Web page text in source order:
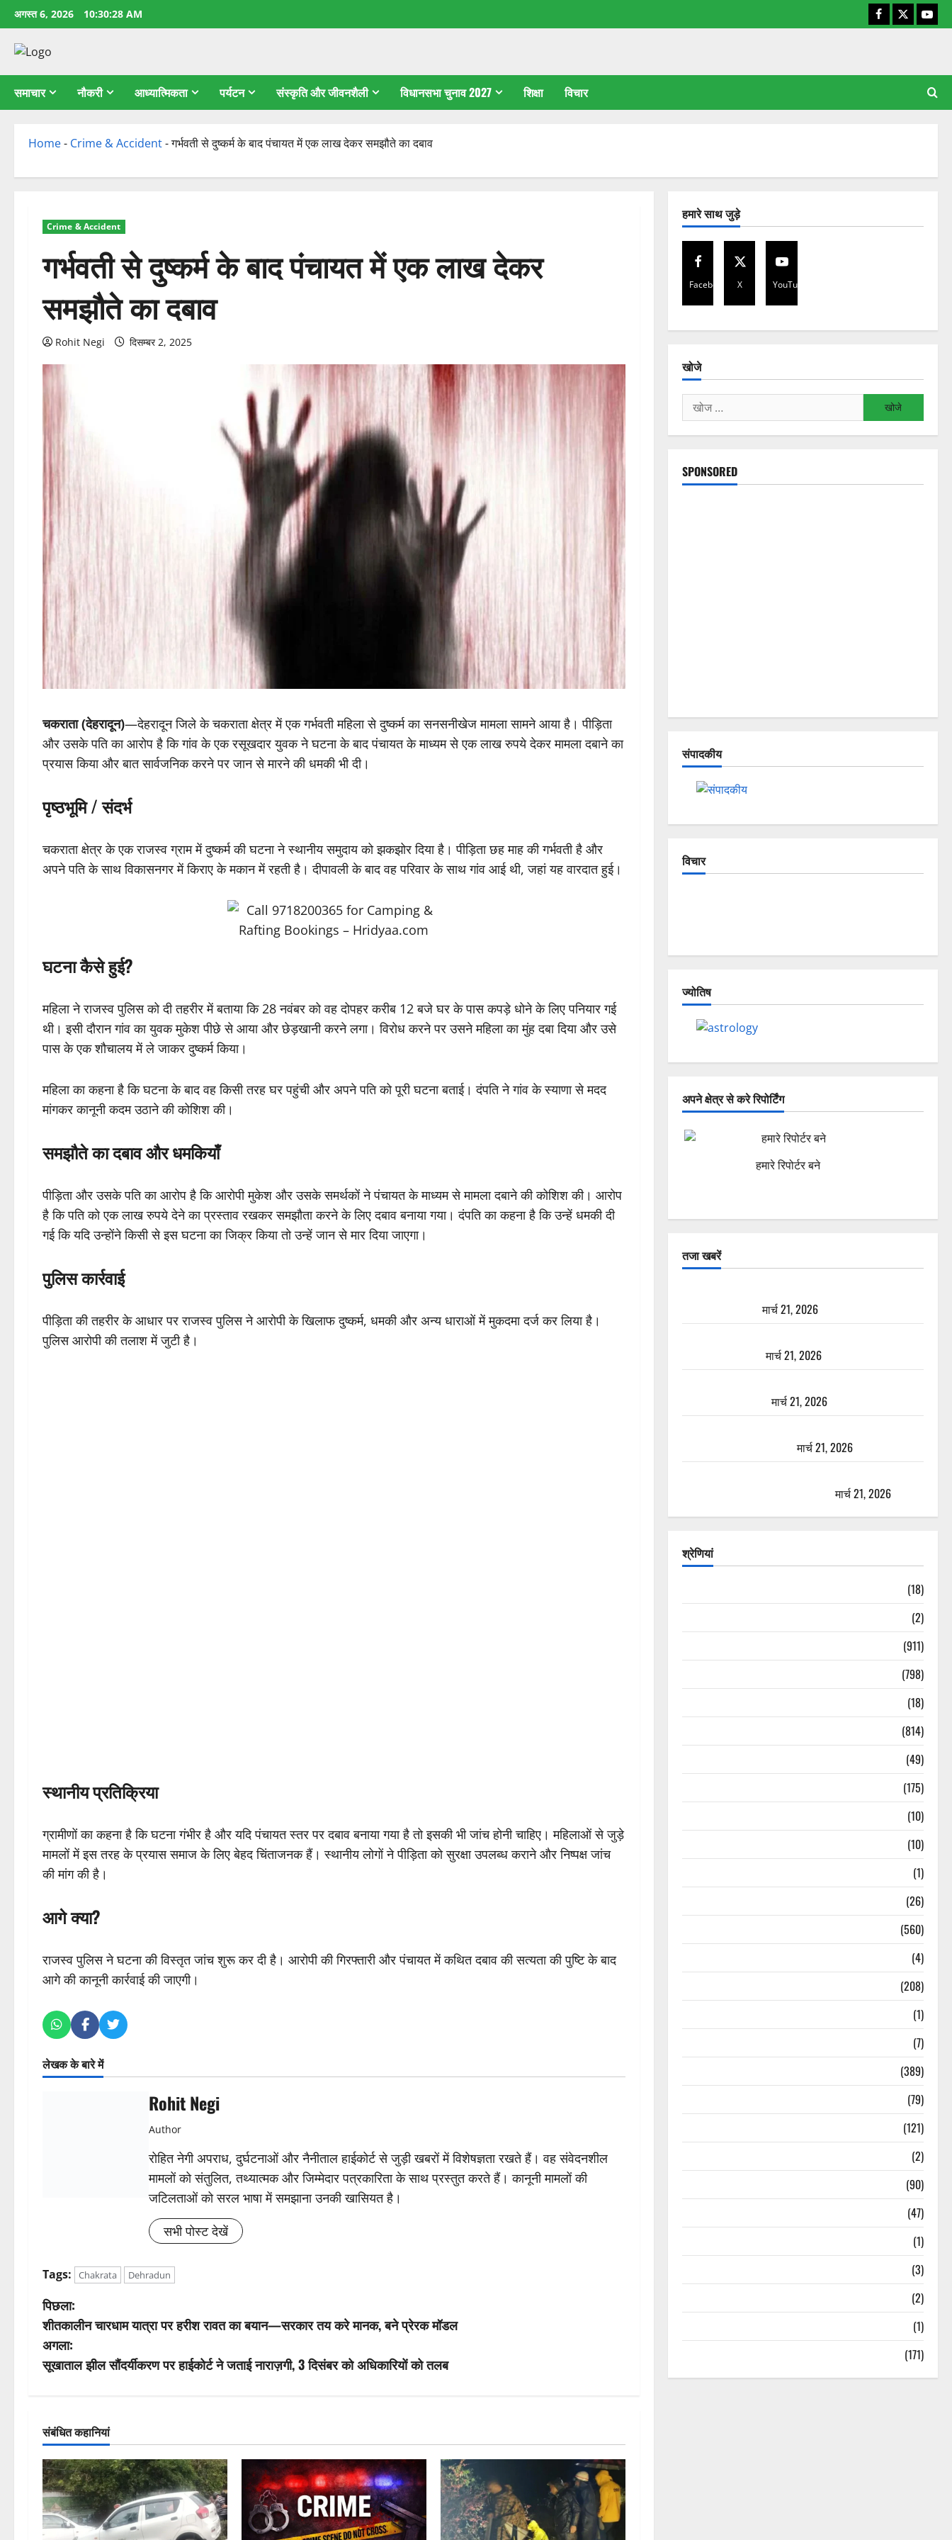
छोड़कर
सामग्री
अगस्त 6, 2026 10:30:28 AM Facebook
X
समाचार नौकरी आध्यात्मिकता पर्यटन संस्कृति और जीवनशैली विधानसभा चुनाव 2027 शिक्षा विचार
Home- Crime & Accident-गर्भवती से दुष्कर्म के बाद पंचायत में एक लाख देकर समझौते का दबाव
Crime & Accident
गर्भवती से दुष्कर्म के बाद पंचायत में एक लाख देकर
समझौते का दबाव
Rohit Negi दिसम्बर 2, 2025
चकराता (देहरादून)—देहरादून जिले के चकराता क्षेत्र में एक गर्भवती महिला से दुष्कर्म का सनसनीखेज मामला सामने आया है। पीड़िता
और उसके पति का आरोप है कि गांव के एक रसूखदार युवक ने घटना के बाद पंचायत के माध्यम से एक लाख रुपये देकर मामला दबाने का
प्रयास किया और बात सार्वजनिक करने पर जान से मारने की धमकी भी दी।
पृष्ठभूमि / संदर्भ
चकराता क्षेत्र के एक राजस्व ग्राम में दुष्कर्म की घटना ने स्थानीय समुदाय को झकझोर दिया है। पीड़िता छह माह की गर्भवती है और
अपने पति के साथ विकासनगर में किराए के मकान में रहती है। दीपावली के बाद वह परिवार के साथ गांव आई थी, जहां यह वारदात हुई।
घटना कैसे हुई?
महिला ने राजस्व पुलिस को दी तहरीर में बताया कि 28 नवंबर को वह दोपहर करीब 12 बजे घर के पास कपड़े धोने के लिए पनियार गई
थी। इसी दौरान गांव का युवक मुकेश पीछे से आया और छेड़खानी करने लगा। विरोध करने पर उसने महिला का मुंह दबा दिया और उसे
पास के एक शौचालय में ले जाकर दुष्कर्म किया।
महिला का कहना है कि घटना के बाद वह किसी तरह घर पहुंची और अपने पति को पूरी घटना बताई। दंपति ने गांव के स्याणा से मदद
मांगकर कानूनी कदम उठाने की कोशिश की।
समझौते का दबाव और धमकियाँ
पीड़िता और उसके पति का आरोप है कि आरोपी मुकेश और उसके समर्थकों ने पंचायत के माध्यम से मामला दबाने की कोशिश की। आरोप
है कि पति को एक लाख रुपये देने का प्रस्ताव रखकर समझौता करने के लिए दबाव बनाया गया। दंपति का कहना है कि उन्हें धमकी दी
गई कि यदि उन्होंने किसी से इस घटना का जिक्र किया तो उन्हें जान से मार दिया जाएगा।
पुलिस कार्रवाई
पीड़िता की तहरीर के आधार पर राजस्व पुलिस ने आरोपी के खिलाफ दुष्कर्म, धमकी और अन्य धाराओं में मुकदमा दर्ज कर लिया है।
पुलिस आरोपी की तलाश में जुटी है।
स्थानीय प्रतिक्रिया
ग्रामीणों का कहना है कि घटना गंभीर है और यदि पंचायत स्तर पर दबाव बनाया गया है तो इसकी भी जांच होनी चाहिए। महिलाओं से जुड़े
मामलों में इस तरह के प्रयास समाज के लिए बेहद चिंताजनक हैं। स्थानीय लोगों ने पीड़िता को सुरक्षा उपलब्ध कराने और निष्पक्ष जांच
की मांग की है।
आगे क्या?
राजस्व पुलिस ने घटना की विस्तृत जांच शुरू कर दी है। आरोपी की गिरफ्तारी और पंचायत में कथित दबाव की सत्यता की पुष्टि के बाद
आगे की कानूनी कार्रवाई की जाएगी।
लेखक के बारे में
Rohit Negi
Author
रोहित नेगी अपराध, दुर्घटनाओं और नैनीताल हाईकोर्ट से जुड़ी खबरों में विशेषज्ञता रखते हैं। वह संवेदनशील
मामलों को संतुलित, तथ्यात्मक और जिम्मेदार पत्रकारिता के साथ प्रस्तुत करते हैं। कानूनी मामलों की
जटिलताओं को सरल भाषा में समझाना उनकी खासियत है।
सभी पोस्ट देखें
Tags: Chakrata Dehradun
पो
स्ट
ने
गे
श
न
पिछला:
शीतकालीन चारधाम यात्रा पर हरीश रावत का बयान—सरकार तय करे मानक, बने प्रेरक मॉडल
अगला:
सूखाताल झील सौंदर्यीकरण पर हाईकोर्ट ने जताई नाराज़गी, 3 दिसंबर को अधिकारियों को तलब
संबंधित कहानियां
हमारे साथ जुड़े
Facebook X YouTube
खोजे
निम्न
को
खोजें:
SPONSORED
संपादकीय
विचार
ज्योतिष
अपने क्षेत्र से करे रिपोर्टिंग
हमारे रिपोर्टर बने
तजा खबरें
मार्च 21, 2026
मार्च 21, 2026
मार्च 21, 2026
मार्च 21, 2026
मार्च 21, 2026
श्रेणियां
(18)
(2)
(911)
(798)
(18)
(814)
(49)
(175)
(10)
(10)
(1)
(26)
(560)
(4)
(208)
(1)
(7)
(389)
(79)
(121)
(2)
(90)
(47)
(1)
(3)
(2)
(1)
(171)